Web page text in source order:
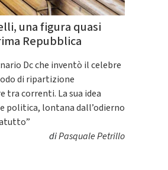
una figura quasi
Repubblica
Dc che inventò il celebre
di ripartizione
tra correnti. La sua idea
politica, lontana dall’odierno
diPasquale Petrillo